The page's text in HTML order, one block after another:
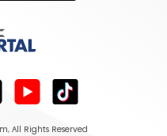
, All Rights Reserved